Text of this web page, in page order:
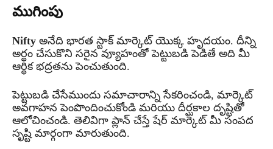
ముగింపు
Nifty అనేది భారత స్టాక్ మార్కెట్ యొక్క హృదయం. దీన్ని
అర్థం చేసుకొని సరైన వ్యూహంతో పెట్టుబడి పెడితే అది మీ
ఆర్థిక భద్రతను పెంచుతుంది.
పెట్టుబడి చేసేముందు సమాచారాన్ని సేకరించండి, మార్కెట్
అవగాహన పెంపొందించుకోండి మరియు దీర్ఘకాల దృష్టితో
ఆలోచించండి. తెలివిగా ప్లాన్ చేస్తే షేర్ మార్కెట్ మీ సంపద
సృష్టి మార్గంగా మారుతుంది.